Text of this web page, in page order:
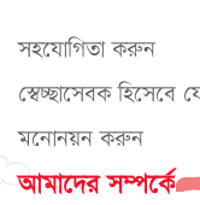
সহযোগিতা করুন
স্বেচ্ছাসেবক হিসেবে
মনোনয়ন করুন
আমাদের সম্পর্কে